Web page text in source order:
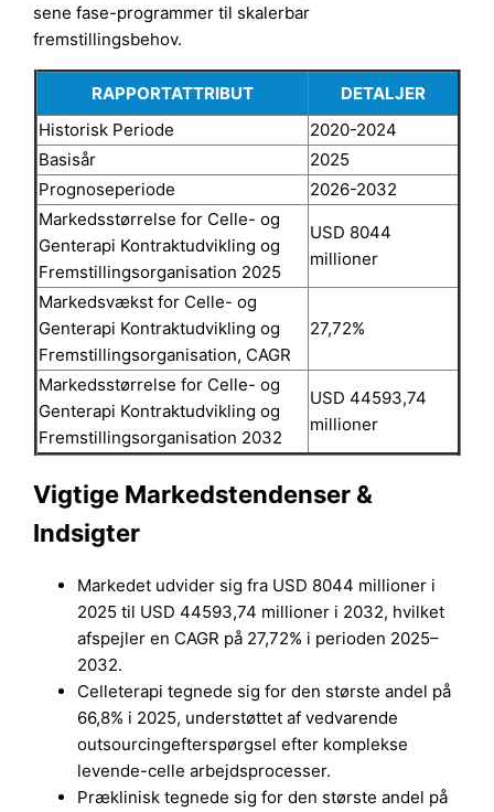
sene fase-programmer til skalerbar
fremstillingsbehov.
RAPPORTATTRIBUT
DETALJER
Historisk Periode
2020-2024
Basisår
2025
Prognoseperiode
2026-2032
Markedsstørrelse for Celle- og
Genterapi Kontraktudvikling og
Fremstillingsorganisation 2025
USD 8044
millioner
Markedsvækst for Celle- og
Genterapi Kontraktudvikling og
Fremstillingsorganisation, CAGR
27,72%
Markedsstørrelse for Celle- og
Genterapi Kontraktudvikling og
Fremstillingsorganisation 2032
USD 44593,74
millioner
Vigtige Markedstendenser &
Indsigter
Markedet udvider sig fra USD 8044 millioner i
2025 til USD 44593,74 millioner i 2032, hvilket
afspejler en CAGR på 27,72% i perioden 2025–
2032.
Celleterapi tegnede sig for den største andel på
66,8% i 2025, understøttet af vedvarende
outsourcingefterspørgsel efter komplekse
levende-celle arbejdsprocesser.
Præklinisk tegnede sig for den største andel på